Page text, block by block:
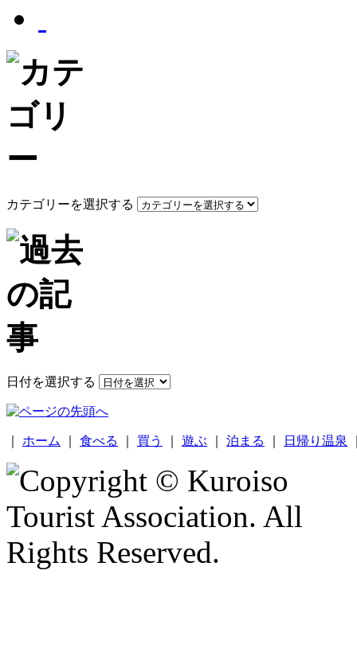
カテゴリーを選択する
日付を選択する
ホーム 食べる 買う 遊ぶ 泊まる 日帰り温泉